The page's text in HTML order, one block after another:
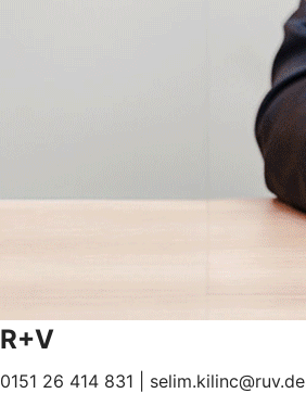
R+V
0151 26 414 831 | selim.kilinc@ruv.de